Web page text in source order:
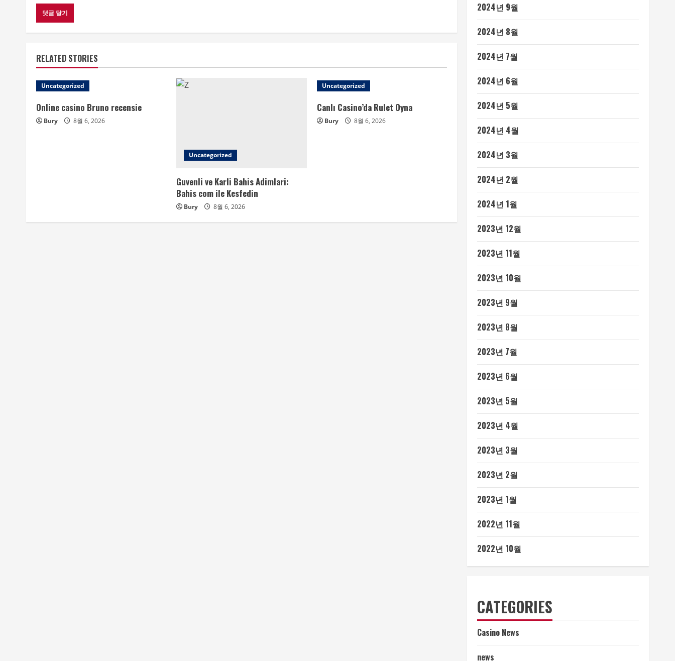
RELATED STORIES
Uncategorized
Online casino Bruno recensie
Bury 8월 6, 2026
Uncategorized
Guvenli ve Karli Bahis Adimlari:
Bahis com ile Kesfedin
Bury 8월 6, 2026
Uncategorized
Canlı Casino’da Rulet Oyna
Bury 8월 6, 2026
2024년 9월
2024년 8월
2024년 7월
2024년 6월
2024년 5월
2024년 4월
2024년 3월
2024년 2월
2024년 1월
2023년 12월
2023년 11월
2023년 10월
2023년 9월
2023년 8월
2023년 7월
2023년 6월
2023년 5월
2023년 4월
2023년 3월
2023년 2월
2023년 1월
2022년 11월
2022년 10월
CATEGORIES
Casino News
news